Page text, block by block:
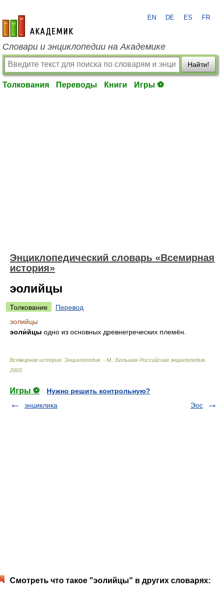
academic.ru
EN DE ES FR
Словари и энциклопедии на Академике
Найти!
Толкования Переводы Книги Игры ⚽
Энциклопедический словарь «Всемирная
история»
эолийцы
Толкование
Перевод
эолийцы
эоли́йцы одно из основных древнегреческих племён.
Всемирная история. Энциклопедия. - М.: Большая Российская энциклопедия
2003
Игры ⚽
Нужно решить контрольную?
энциклика
Эос
Смотреть что такое "эолийцы" в других словарях: